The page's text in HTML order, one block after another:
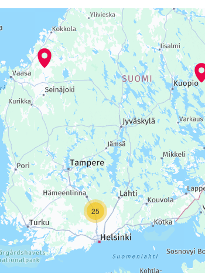
sivun tietueet karttapisteinä. Elementtiä
25